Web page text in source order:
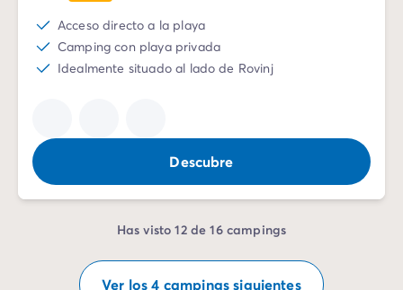
Acceso directo a la playa
Camping con playa privada
Idealmente situado al lado de Rovinj
Descubre
Has visto 12 de 16 campings
Ver los 4 campings siguientes